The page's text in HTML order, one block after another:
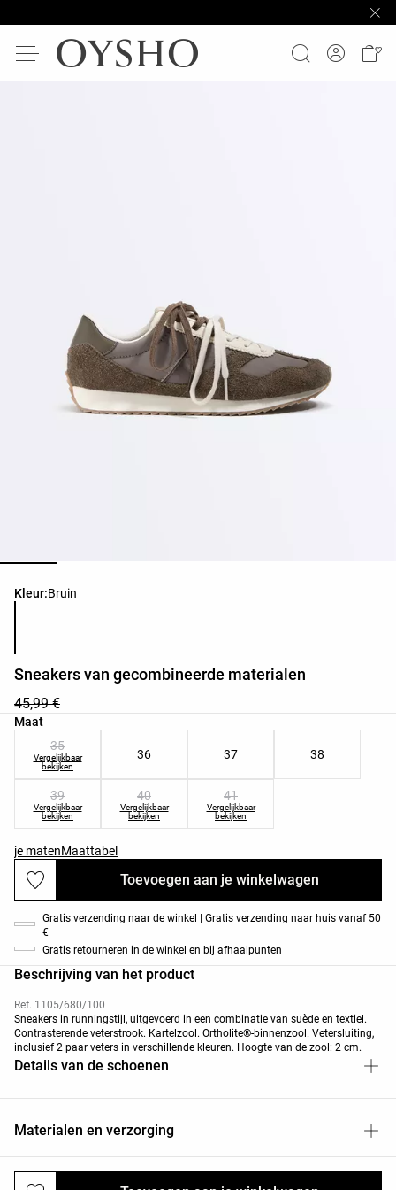
Kleur:Bruin
Lijst met productkleuren
Sneakers van gecombineerde materialen
45,99 €
Maat
Lijst met productmaten
35
Vergelijkbaar
bekijken
36 37 38
39
Vergelijkbaar
bekijken
40
Vergelijkbaar
bekijken
41
Vergelijkbaar
bekijken
je matenMaattabel
Toevoegen aan je winkelwagen
Gratis verzending naar de winkel | Gratis verzending naar huis vanaf 50
€
Gratis retourneren in de winkel en bij afhaalpunten
Beschrijving van het product
Ref. 1105/680/100
Sneakers in runningstijl, uitgevoerd in een combinatie van suède en textiel.
Contrasterende veterstrook. Kartelzool. Ortholite®-binnenzool. Vetersluiting,
inclusief 2 paar veters in verschillende kleuren. Hoogte van de zool: 2 cm.
Details van de schoenen
Materialen en verzorging